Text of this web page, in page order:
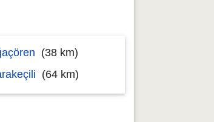
(38 km)
(64 km)